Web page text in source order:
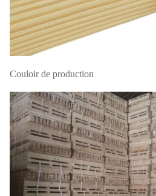
Couloir de production